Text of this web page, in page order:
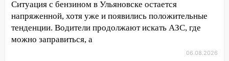
12:28 Миллион на «льготниках»: в
Ульяновской области перевозчик
провернул хитрую схему с чужими
проездными
Ульяновский алиментщик накопил
Ситуация с бензином в Ульяновске остается
напряженной, хотя уже и появились положительные
тенденции. Водители продолжают искать АЗС, где
можно заправиться, а
06.08.2026